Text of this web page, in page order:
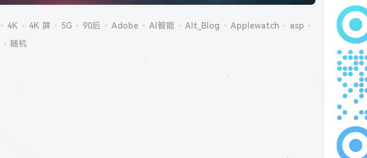
4K 4K 屏 5G 90后 Adobe AI智能 Alt_Blog Applewatch asp CentOS7
随机